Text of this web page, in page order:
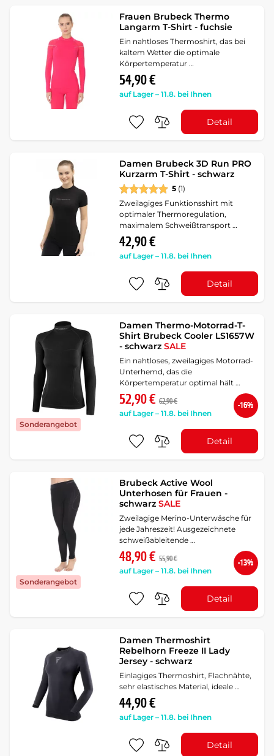
Frauen Brubeck Thermo
Langarm T-Shirt - fuchsie
Ein nahtloses Thermoshirt, das bei
kaltem Wetter die optimale
Körpertemperatur …
54,90 €
auf Lager – 11.8. bei Ihnen
Detail
Damen Brubeck 3D Run PRO
Kurzarm T-Shirt - schwarz
5 (1)
Zweilagiges Funktionsshirt mit
optimaler Thermoregulation,
maximalem Schweißtransport …
42,90 €
auf Lager – 11.8. bei Ihnen
Detail
Sonderangebot
Damen Thermo-Motorrad-T-
Shirt Brubeck Cooler LS1657W
- schwarzSALE
Ein nahtloses, zweilagiges Motorrad-
Unterhemd, das die
Körpertemperatur optimal hält …
52,90 € 62,90 €
auf Lager – 11.8. bei Ihnen
-16%
Detail
Sonderangebot
Brubeck Active Wool
Unterhosen für Frauen -
schwarzSALE
Zweilagige Merino-Unterwäsche für
jede Jahreszeit! Ausgezeichnete
schweißableitende …
48,90 € 55,90 €
auf Lager – 11.8. bei Ihnen
-13%
Detail
Damen Thermoshirt
Rebelhorn Freeze II Lady
Jersey - schwarz
Einlagiges Thermoshirt, Flachnähte,
sehr elastisches Material, ideale …
44,90 €
auf Lager – 11.8. bei Ihnen
Detail